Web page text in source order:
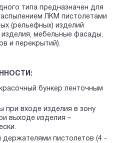
типа предназначен для
ЛКМ пистолетами
(рельефных) изделий
мебельные фасады,
и перекрытий).
бункер ленточным
при входе изделия в зону
выходе изделия –
держателями пистолетов (4 -